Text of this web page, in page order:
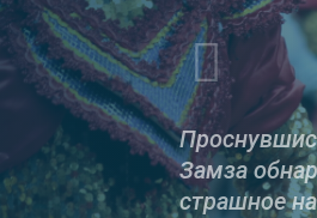
Замза
страшное